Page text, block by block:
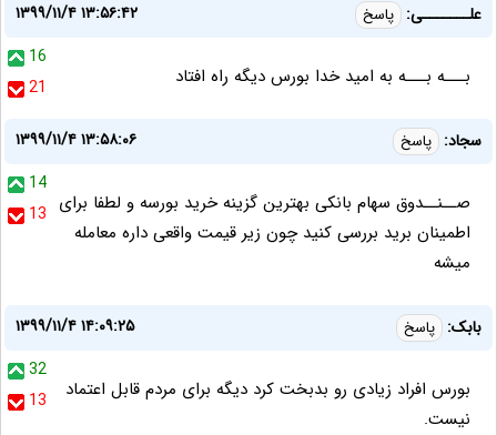
علـــــــی: پاسخ
۱۳۹۹/۱۱/۴ ۱۳:۵۶:۴۲
16
21
بـــه بـــه به امید خدا بورس دیگه راه افتاد
سجاد: پاسخ
۱۳۹۹/۱۱/۴ ۱۳:۵۸:۰۶
14
13 صــنــدوق سهام بانکی بهترین گزینه خرید بورسه و لطفا برای
اطمینان برید بررسی کنید چون زیر قیمت واقعی داره معامله
میشه
بابک: پاسخ
۱۳۹۹/۱۱/۴ ۱۴:۰۹:۲۵
32
13
بورس افراد زیادی رو بدبخت کرد دیگه برای مردم قابل اعتماد
نیست.